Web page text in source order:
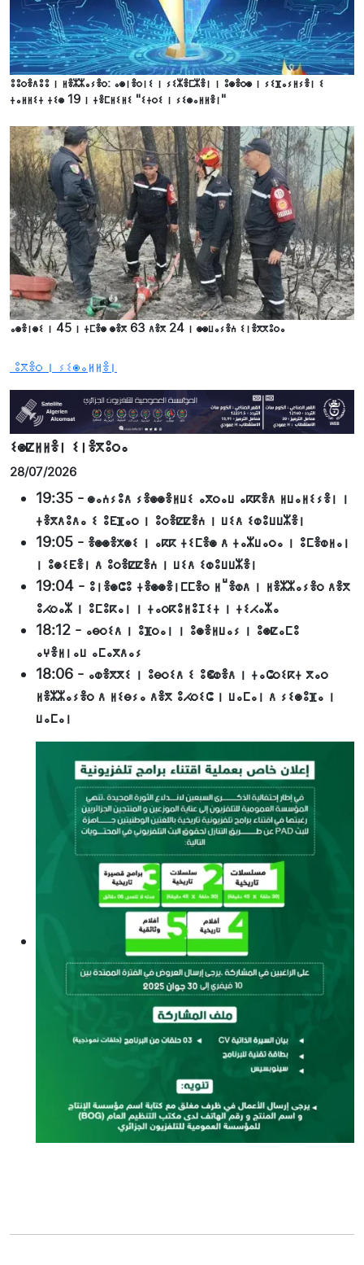
ⵓⵓⵔⴻⴷⵓⵓ ⵏ ⵍⴻⵣⵣⴰⵢⴻⵔ: ⴰⵙⵏⴻⵔⵏⵉ ⵏ ⵢⵉⵣⴻⵎⵣⴻⵏ ⵏ ⵓⵙⴻⵔⵙ ⵏ ⵢⵉⴼⴰⵢⵍⵢⴻⵏ ⵉ
ⵜⴰⵍⵍⵉⵜ ⵜⵉⵙ 19 ⵏ ⵜⴻⵎⵍⵉⵍⵉ "ⵉⵜⵔⵉ ⵏ ⵢⵉⵙⴰⵍⵍⴻⵏ"
ⴰⵙⴻⵏⵙⵉ ⵏ 45 ⵏ ⵜⵎⴻⵙ ⵙⴻⴳ 63 ⴷⴻⴳ 24 ⵏ ⵙⵙⵡⴰⵢⴻⵄ ⵉⵏⴻⴳⴳⵓⵔⴰ
ⵓⴳⴻⵔ ⵏ ⵢⵉⵙⴰⵍⵍⴻⵏ
ⵉⵙⵇⵍⵍⴻⵏ ⵉⵏⴻⴳⵓⵔⴰ
28/07/2026
19:35 - ⵙⴰⵄⵢⵓⴷ ⵢⴻⵙⵙⴻⵍⵡⵉ ⴰⴳⵔⴰⵡ ⴰⴽⴽⴻⴷ ⵍⵡⴰⵍⵉⵢⴻⵏ ⵏ
ⵜⴻⴳⴷⵓⴷⴰ ⵉ ⵓⴹⴼⴰⵔ ⵏ ⵓⵔⴻⵇⵇⴻⵄ ⵏ ⵡⵉⴷ ⵉⵀⵓⵡⵡⵣⴻⵏ
19:05 - ⴻⵙⵙⴻⵅⵙⵉ ⵏ ⴰⴽⴽ ⵜⵉⵎⴻⵙ ⴷ ⵜⴰⵣⵡⴰⵔⴰ ⵏ ⵓⵎⴻⵀⵍⴰⵏ
ⵏ ⵓⵙⵉⴹⴻⵏ ⴷ ⵓⵔⴻⵇⵇⴻⵄ ⵏ ⵡⵉⴷ ⵉⵀⵓⵡⵡⵣⴻⵏ
19:04 - ⵓⵏⴻⵙⵛⵓ ⵜⴻⵙⵙⴻⵏⵎⵎⴻⵔ ⵍⵯⴻⵀⴷ ⵏ ⵍⴻⵣⵣⴰⵢⴻⵔ ⴷⴻⴳ
ⵓⵃⵔⴰⵣ ⵏ ⵓⵎⵓⴽⴰⵏ ⵏ ⵜⴰⵔⴽⵓⵍⵓⵊⵉⵜ ⵏ ⵜⵉⵃⴰⵣⴰ
18:12 - ⴰⴱⵔⵉⴷ ⵏ ⵓⴼⵔⴰⵏ ⵏ ⵓⵙⴻⵍⵡⴰⵢ ⵏ ⵓⵙⵇⴰⵎⵓ
ⴰⵖⴻⵍⵏⴰⵡ ⴰⵎⴰⴳⴷⴰⵢ
18:06 - ⴰⵀⴻⴳⴳⵉ ⵏ ⵓⴱⵔⵉⴷ ⵉ ⵓⵞⵀⴻⴷ ⵏ ⵜⴰⵛⵔⵉⴽⵜ ⴳⴰⵔ
ⵍⴻⵣⵣⴰⵢⴻⵔ ⴷ ⵍⵉⴱⵢⴰ ⴷⴻⴳ ⵓⵃⵔⵉⵛ ⵏ ⵡⴰⵎⴰⵏ ⴷ ⵢⵉⵙⵓⴼⴰ ⵏ
ⵡⴰⵎⴰⵏ